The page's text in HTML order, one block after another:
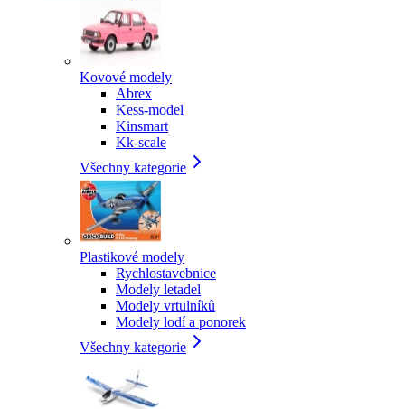
Kovové modely
Abrex
Kess-model
Kinsmart
Kk-scale
Všechny kategorie
Plastikové modely
Rychlostavebnice
Modely letadel
Modely vrtulníků
Modely lodí a ponorek
Všechny kategorie